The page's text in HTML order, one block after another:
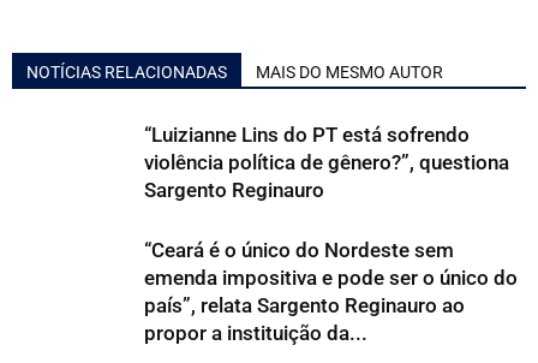
NOTÍCIAS RELACIONADAS MAIS DO MESMO AUTOR
“Luizianne Lins do PT está sofrendo
violência política de gênero?”, questiona
Sargento Reginauro
“Ceará é o único do Nordeste sem
emenda impositiva e pode ser o único do
país”, relata Sargento Reginauro ao
propor a instituição da...